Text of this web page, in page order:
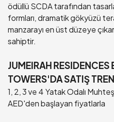
ödüllü SCDA tarafından
formları, dramatik gökyüzü
manzarayı en üst düzeye
sahiptir.
JUMEIRAH RESIDENCES
TOWERS'DA SATIŞ
1, 2, 3 ve 4 Yatak Odalı
AED'den başlayan fiyatlarla